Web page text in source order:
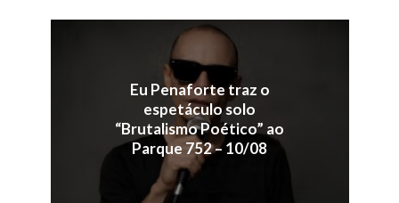
Eu Penaforte traz o
espetáculo solo
“Brutalismo Poético” ao
Parque 752 – 10/08